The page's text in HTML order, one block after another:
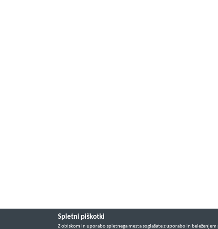
Spletni piškotki
Z obiskom in uporabo spletnega mesta soglašate z uporabo in